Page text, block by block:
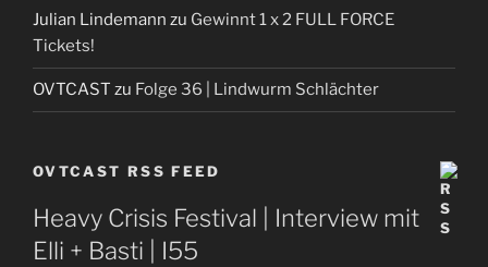
Julian Lindemann zu Gewinnt 1 x 2 FULL FORCE
Tickets!
OVTCAST zu Folge 36 | Lindwurm Schlächter
OVTCAST RSS FEED
Heavy Crisis Festival | Interview mit
Elli + Basti | I55